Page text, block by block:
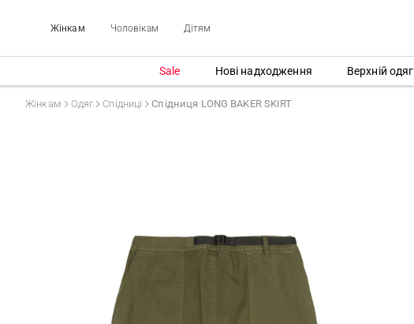
Жінкам Чоловікам Дітям
Sale Нові надходження Верхній одяг
Жінкам Одяг Спідниці Спідниця LONG BAKER SKIRT